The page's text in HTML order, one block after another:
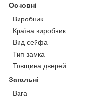
Основні
Виробник
Країна виробник
Вид сейфа
Тип замка
Товщина дверей
Загальні
Вага